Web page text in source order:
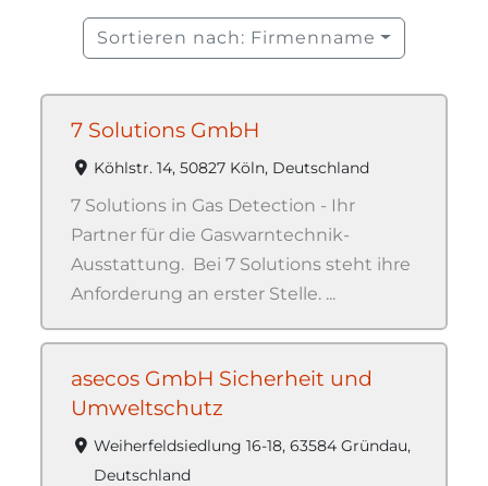
Sortieren nach: Firmenname
7 Solutions GmbH
Köhlstr. 14, 50827 Köln, Deutschland
7 Solutions in Gas Detection - Ihr
Partner für die Gaswarntechnik-
Ausstattung. Bei 7 Solutions steht ihre
Anforderung an erster Stelle. ...
asecos GmbH Sicherheit und
Umweltschutz
Weiherfeldsiedlung 16-18, 63584 Gründau,
Deutschland